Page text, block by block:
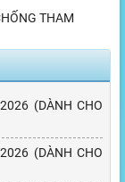
THAM
(DÀNH CHO
(DÀNH CHO